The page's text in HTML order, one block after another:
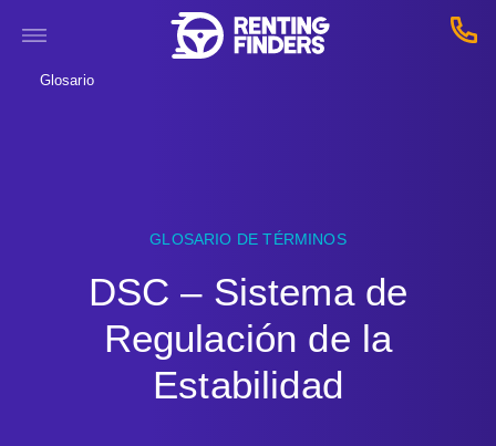
Glosario
GLOSARIO DE TÉRMINOS
DSC – Sistema de
Regulación de la
Estabilidad